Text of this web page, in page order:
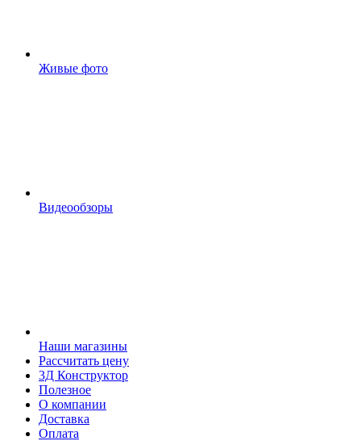
Живые фото
Видеообзоры
Наши магазины
Рассчитать цену
3Д Конструктор
Полезное
О компании
Доставка
Оплата